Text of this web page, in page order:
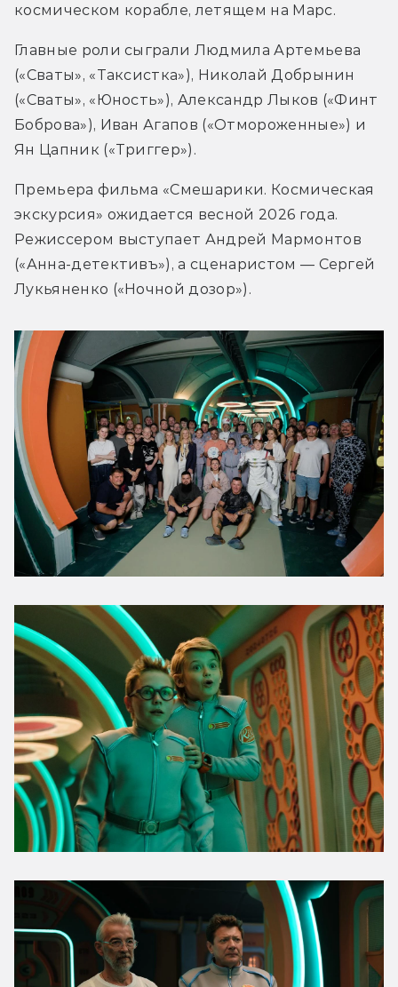
космическом корабле, летящем на Марс.
Главные роли сыграли Людмила Артемьева
(«Сваты», «Таксистка»), Николай Добрынин
(«Сваты», «Юность»), Александр Лыков («Финт
Боброва»), Иван Агапов («Отмороженные») и
Ян Цапник («Триггер»).
Премьера фильма «Смешарики. Космическая
экскурсия» ожидается весной 2026 года.
Режиссером выступает Андрей Мармонтов
(«Анна-детективъ»), а сценаристом — Сергей
Лукьяненко («Ночной дозор»).